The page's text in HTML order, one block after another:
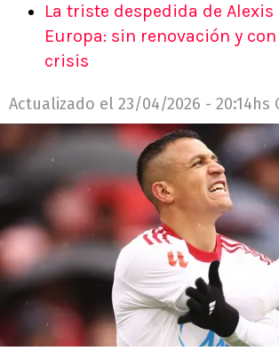
La triste despedida de Alexis
Europa: sin renovación y con
crisis
Actualizado el 23/04/2026 - 20:14hs